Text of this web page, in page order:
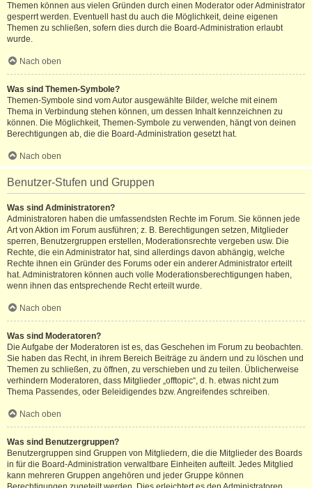
Themen können aus vielen Gründen durch einen Moderator oder Administrator
gesperrt werden. Eventuell hast du auch die Möglichkeit, deine eigenen
Themen zu schließen, sofern dies durch die Board-Administration erlaubt
wurde.
Nach oben
Was sind Themen-Symbole?
Themen-Symbole sind vom Autor ausgewählte Bilder, welche mit einem
Thema in Verbindung stehen können, um dessen Inhalt kennzeichnen zu
können. Die Möglichkeit, Themen-Symbole zu verwenden, hängt von deinen
Berechtigungen ab, die die Board-Administration gesetzt hat.
Nach oben
Benutzer-Stufen und Gruppen
Was sind Administratoren?
Administratoren haben die umfassendsten Rechte im Forum. Sie können jede
Art von Aktion im Forum ausführen; z. B. Berechtigungen setzen, Mitglieder
sperren, Benutzergruppen erstellen, Moderationsrechte vergeben usw. Die
Rechte, die ein Administrator hat, sind allerdings davon abhängig, welche
Rechte ihnen ein Gründer des Forums oder ein anderer Administrator erteilt
hat. Administratoren können auch volle Moderationsberechtigungen haben,
wenn ihnen das entsprechende Recht erteilt wurde.
Nach oben
Was sind Moderatoren?
Die Aufgabe der Moderatoren ist es, das Geschehen im Forum zu beobachten.
Sie haben das Recht, in ihrem Bereich Beiträge zu ändern und zu löschen und
Themen zu schließen, zu öffnen, zu verschieben und zu teilen. Üblicherweise
verhindern Moderatoren, dass Mitglieder „offtopic“, d. h. etwas nicht zum
Thema Passendes, oder Beleidigendes bzw. Angreifendes schreiben.
Nach oben
Was sind Benutzergruppen?
Benutzergruppen sind Gruppen von Mitgliedern, die die Mitglieder des Boards
in für die Board-Administration verwaltbare Einheiten aufteilt. Jedes Mitglied
kann mehreren Gruppen angehören und jeder Gruppe können